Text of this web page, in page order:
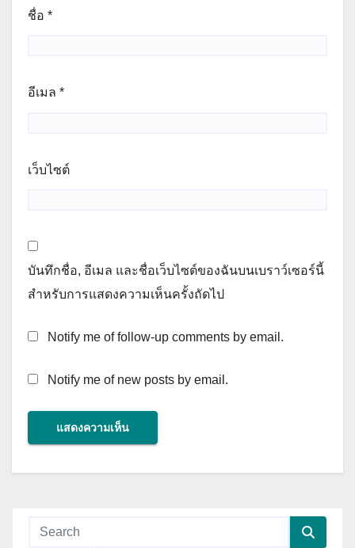
ชื่อ *
อีเมล *
เว็บไซต์
บันทึกชื่อ, อีเมล และชื่อเว็บไซต์ของฉันบนเบราว์เซอร์นี้
สำหรับการแสดงความเห็นครั้งถัดไป
Notify me of follow-up comments by email.
Notify me of new posts by email.